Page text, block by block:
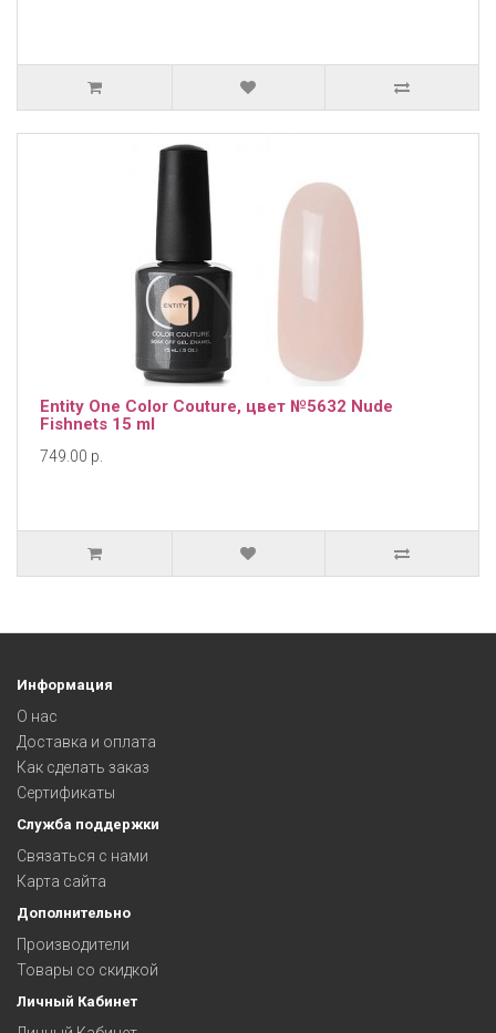
Entity One Color Couture, цвет №5632 Nude
Fishnets 15 ml
749.00 р.
Информация
О нас
Доставка и оплата
Как сделать заказ
Сертификаты
Служба поддержки
Связаться с нами
Карта сайта
Дополнительно
Производители
Товары со скидкой
Личный Кабинет